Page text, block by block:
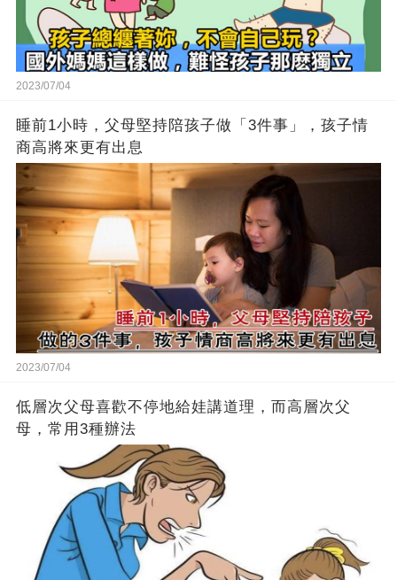
2023/07/04
睡前1小時，父母堅持陪孩子做「3件事」，孩子情
商高將來更有出息
2023/07/04
低層次父母喜歡不停地給娃講道理，而高層次父
母，常用3種辦法